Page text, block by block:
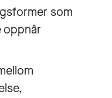
som
oppnår